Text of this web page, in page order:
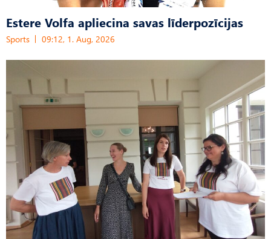
Estere Volfa apliecina savas līderpozīcijas
Sports 09:12, 1. Aug, 2026